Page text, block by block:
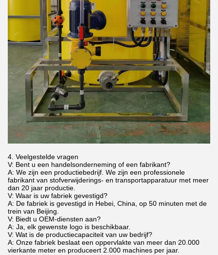
4. Veelgestelde vragen
V: Bent u een handelsonderneming of een fabrikant?
A: We zijn een productiebedrijf. We zijn een professionele
fabrikant van stofverwijderings- en transportapparatuur met meer
dan 20 jaar productie.
V: Waar is uw fabriek gevestigd?
A: De fabriek is gevestigd in Hebei, China, op 50 minuten met de
trein van Beijing.
V: Biedt u OEM-diensten aan?
A: Ja, elk gewenste logo is beschikbaar.
V: Wat is de productiecapaciteit van uw bedrijf?
A: Onze fabriek beslaat een oppervlakte van meer dan 20.000
vierkante meter en produceert 2.000 machines per jaar.